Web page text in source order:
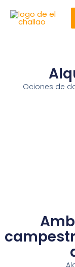
Ociones de